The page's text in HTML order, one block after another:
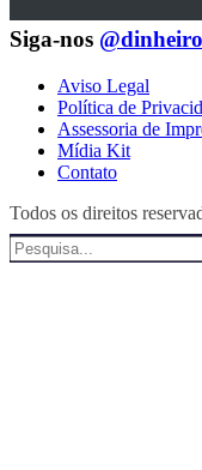
Siga-nos
Aviso Legal
Política de
Assessoria de
Mídia Kit
Contato
Todos os direitos